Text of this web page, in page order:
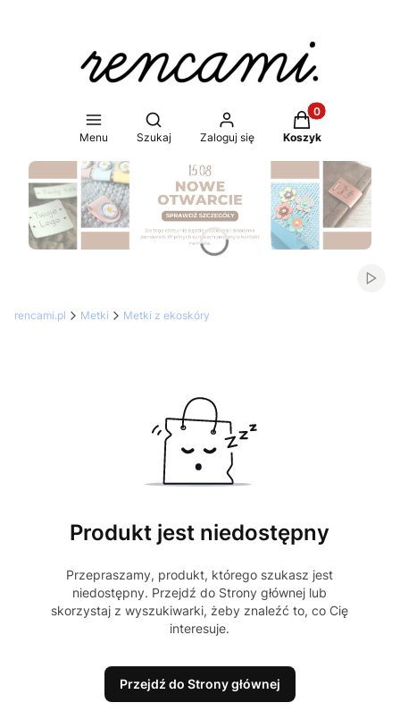
Menu
Otwórz wyszukiwarkę
Szukaj Zaloguj się
Produkty w
Koszyk
Naciśnij Enter lub spację, aby otworzyć stronę.
rencami.pl Metki Metki z ekoskóry
Produkt jest niedostępny
Przepraszamy, produkt, którego szukasz jest
niedostępny. Przejdź do Strony głównej lub
skorzystaj z wyszukiwarki, żeby znaleźć to, co Cię
interesuje.
Przejdź do Strony głównej